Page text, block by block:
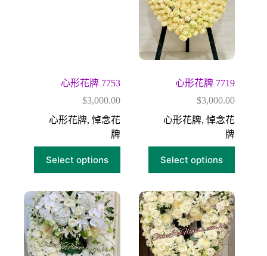
心形花牌 7753
$3,000.00
心形花牌, 悼念花
牌
Select options
心形花牌 7719
$3,000.00
心形花牌,悼念花
牌
Select options